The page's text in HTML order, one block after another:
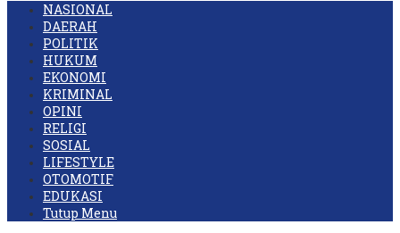
NASIONAL
DAERAH
POLITIK
HUKUM
EKONOMI
KRIMINAL
OPINI
RELIGI
SOSIAL
LIFESTYLE
OTOMOTIF
EDUKASI
Tutup Menu